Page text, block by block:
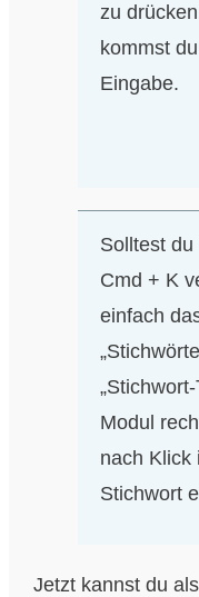
zu
kommst
Eingabe.
Solltest du
Cmd + K
einfach
Modul
nach Klick
Stichwort
Jetzt kannst du